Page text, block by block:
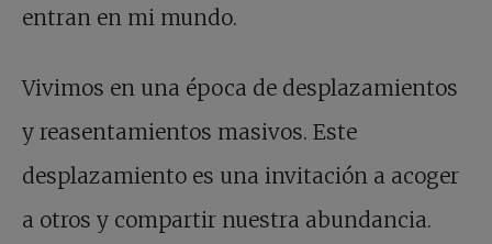
entran en mi mundo.
Vivimos en una época de desplazamientos
y reasentamientos masivos. Este
desplazamiento es una invitación a acoger
a otros y compartir nuestra abundancia.